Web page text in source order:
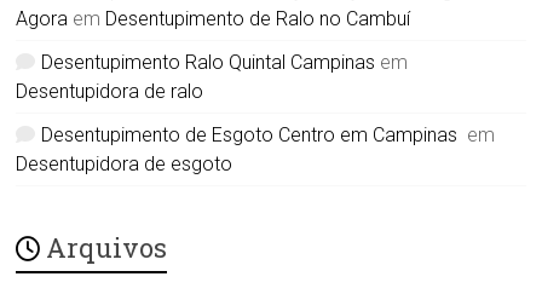
Agora em Desentupimento de Ralo no Cambuí
Desentupimento Ralo Quintal Campinas em
Desentupidora de ralo
Desentupimento de Esgoto Centro em Campinas em
Desentupidora de esgoto
Arquivos